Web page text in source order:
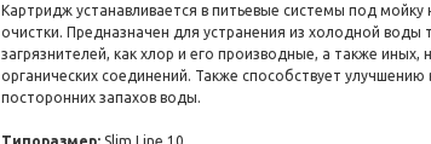
Картридж устанавливается в питьевые системы под мойку
очистки. Предназначен для устранения из холодной воды
загрязнителей, как хлор и его производные, а также иных,
органических соединений. Также способствует улучшению
посторонних запахов воды.
Типоразмер: Slim Line 10